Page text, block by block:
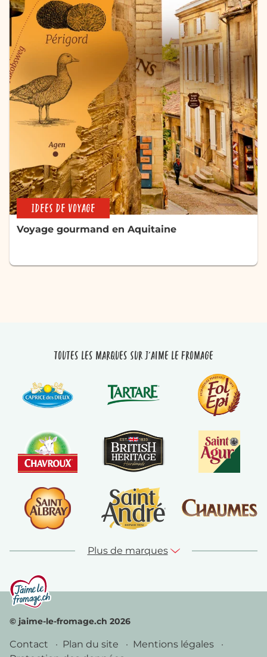
IDEES DE VOYAGE
Voyage gourmand en Aquitaine
Toutes les marques sur J'aime le fromage
Plus de marques
© jaime-le-fromage.ch 2026
Contact Plan du site
Mentions légales